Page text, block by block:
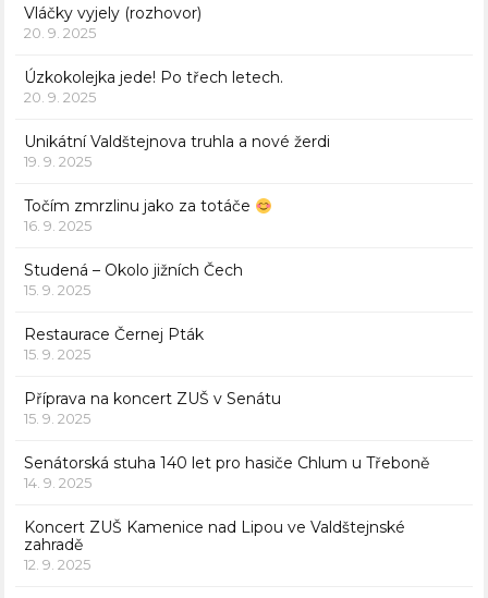
Vláčky vyjely (rozhovor)
20. 9. 2025
Úzkokolejka jede! Po třech letech.
20. 9. 2025
Unikátní Valdštejnova truhla a nové žerdi
19. 9. 2025
Točím zmrzlinu jako za totáče
16. 9. 2025
Studená – Okolo jižních Čech
15. 9. 2025
Restaurace Černej Pták
15. 9. 2025
Příprava na koncert ZUŠ v Senátu
15. 9. 2025
Senátorská stuha 140 let pro hasiče Chlum u Třeboně
14. 9. 2025
Koncert ZUŠ Kamenice nad Lipou ve Valdštejnské
zahradě
12. 9. 2025